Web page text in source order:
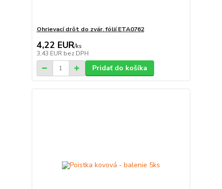
Ohrievací drôt do zvár. fólií ETA0762
4,22 EUR/ks
3,43 EUR bez DPH
Pridať do košíka